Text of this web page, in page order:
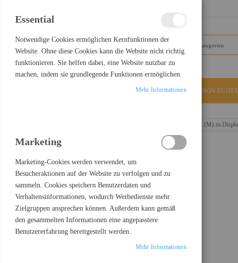
EPSON
EIZO CP200-BK Schwarz - Adapterkabel - USB-C (M) zu
Essential
Notwendige Cookies ermöglichen Kernfunktionen der
Website. Ohne diese Cookies kann die Website nicht richtig
funktionieren. Sie helfen dabei, eine Website nutzbar zu
machen, indem sie grundlegende Funktionen ermöglichen.
Mehr Informationen
Marketing
Marketing-Cookies werden verwendet, um
Besucheraktionen auf der Website zu verfolgen und zu
sammeln. Cookies speichern Benutzerdaten und
Verhaltensinformationen, wodurch Werbedienste mehr
Zielgruppen ansprechen können. Außerdem kann gemäß
den gesammelten Informationen eine angepasstere
Benutzererfahrung bereitgestellt werden.
Mehr Informationen